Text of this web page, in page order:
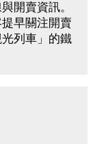
開賣資訊。
早關注開賣
列車」的鐵